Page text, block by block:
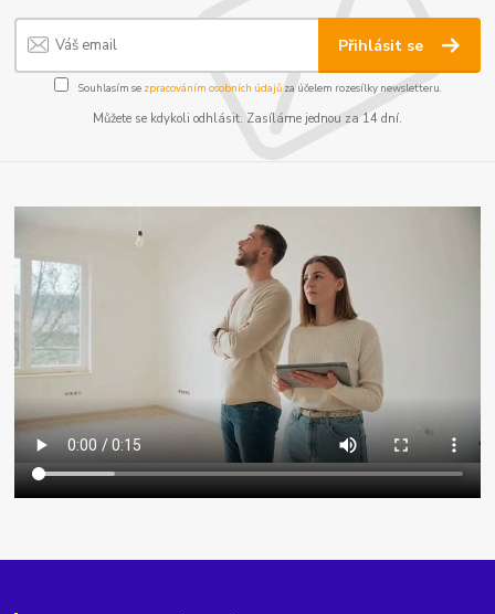
Přihlásit se
Souhlasím se zpracováním osobních údajůza účelem rozesílky newsletteru.
Můžete se kdykoli odhlásit. Zasíláme jednou za 14 dní.